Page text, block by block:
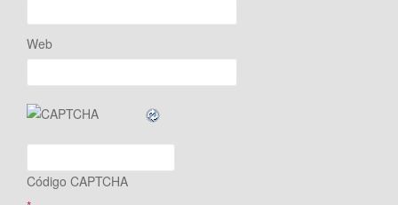
Web
Código CAPTCHA